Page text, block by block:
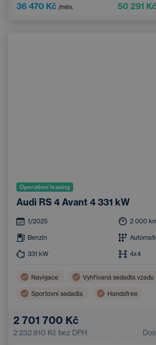
36 470 Kč /měs. 50 291 Kč
Operativní leasing
Audi RS 4 Avant 4 331 kW
1/2025 2 000
Benzín
331 kW 4x4
Navigace Vyhřívaná sedadla vzadu
Sportovní sedadla Handsfree
2 701 700 Kč
2 232 810 Kč bez DPH